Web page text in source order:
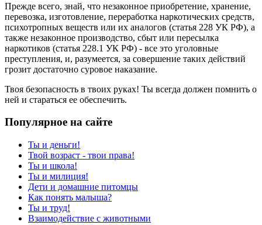
Прежде всего, знай, что незаконное приобретение, хранение,
перевозка, изготовление, переработка наркотических средств,
психотропных веществ или их аналогов (статья 228 УК РФ), а
также незаконное производство, сбыт или пересылка
наркотиков (статья 228.1 УК РФ) - все это уголовные
преступления, и, разумеется, за совершение таких действий
грозит достаточно суровое наказание.
Твоя безопасность в твоих руках! Ты всегда должен помнить о
ней и стараться ее обеспечить.
Популярное на сайте
Ты и деньги!
Твой возраст - твои права!
Ты и школа!
Ты и милиция!
Дети и домашние питомцы
Как понять малыша?
Ты и труд!
Взаимодействие с животными